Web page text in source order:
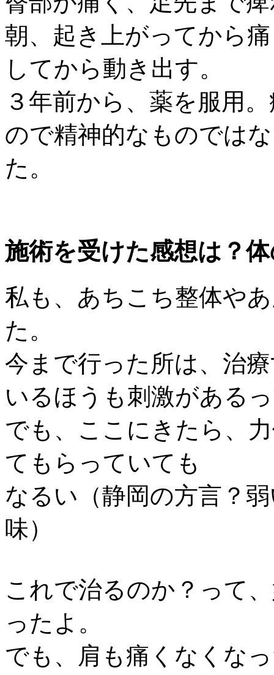
朝、起き上がってから
してから動き出す。
３年前から、薬を服用
ので精神的なものでは
た。
施術を受けた感想は？
私も、あちこち整体や
た。
今まで行った所は、治
いるほうも刺激がある
でも、ここにきたら、
てもらっていても
なるい（静岡の方言？
味）
これで治るのか？って
ったよ。
でも、肩も痛くなくな